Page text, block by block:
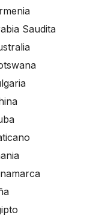
Saudita